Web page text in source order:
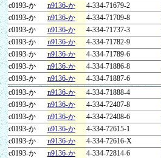
c0193-か
n9136-か 4-334-71679-2
c0193-か
n9136-か 4-334-71709-8
c0193-か
n9136-か 4-334-71737-3
c0193-か
n9136-か 4-334-71782-9
c0193-か
n9136-か 4-334-71789-6
c0193-か
n9136-か 4-334-71886-8
c0193-か
n9136-か 4-334-71887-6
c0193-か
n9136-か 4-334-71888-4
c0193-か
n9136-か 4-334-72407-8
c0193-か
n9136-か 4-334-72408-6
c0193-か
n9136-か 4-334-72615-1
c0193-か
n9136-か 4-334-72616-X
c0193-か
n9136-か 4-334-72814-6